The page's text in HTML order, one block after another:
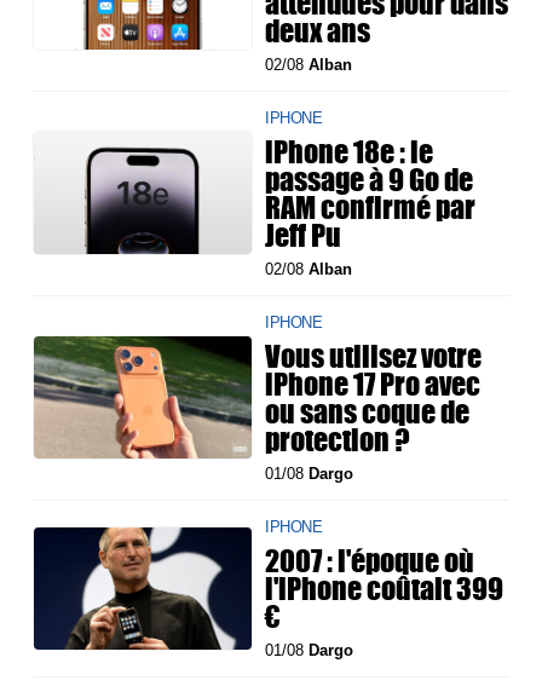
deux ans
02/08Alban
IPHONE
iPhone 18e : le
passage à 9 Go de
RAM confirmé par
Jeff Pu
02/08Alban
IPHONE
Vous utilisez votre
iPhone 17 Pro avec
ou sans coque de
protection ?
01/08Dargo
IPHONE
2007 : l'époque où
l'iPhone coûtait 399
€
01/08Dargo